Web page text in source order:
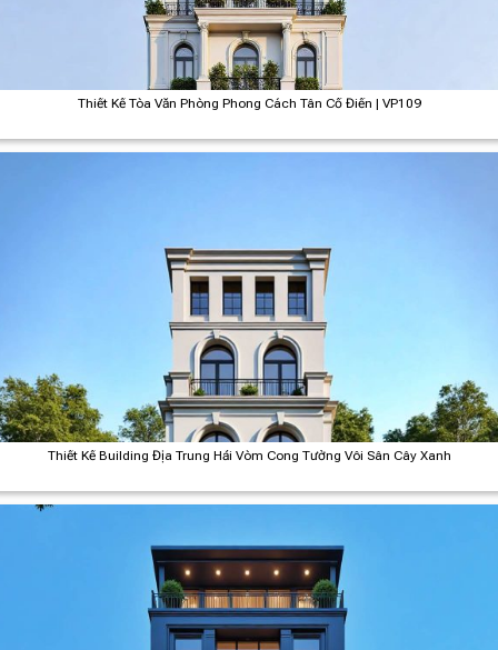
Thiết Kế Tòa Văn Phòng Phong Cách Tân Cổ Điển | VP109
Thiết Kế Building Địa Trung Hải Vòm Cong Tường Vôi Sân Cây Xanh